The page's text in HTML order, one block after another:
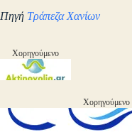
Πηγή Τράπεζα Χανίων
Χορηγούμενο
Χορηγούμενο